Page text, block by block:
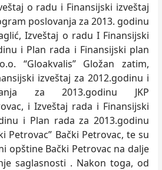
o radu i Finansijski izveštaj
poslovanja za 2013. godinu
Izveštaj o radu I Finansijski
i Plan rada i Finansijski plan
“Gloakvalis” Gložan zatim,
izveštaj za 2012.godinu i
za 2013.godinu JKP
i Izveštaj rada i Finansijski
i Plan rada za 2013.godinu
Petrovac” Bački Petrovac, te su
opštine Bački Petrovac na dalje
saglasnosti . Nakon toga, od